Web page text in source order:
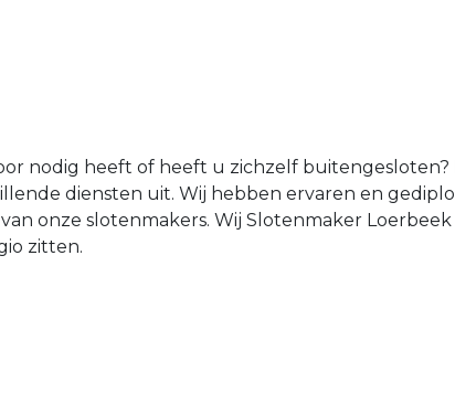
nodig heeft of heeft u zichzelf
diensten uit. Wij hebben ervaren en
onze slotenmakers. Wij Slotenmaker Loerbeek
zitten.